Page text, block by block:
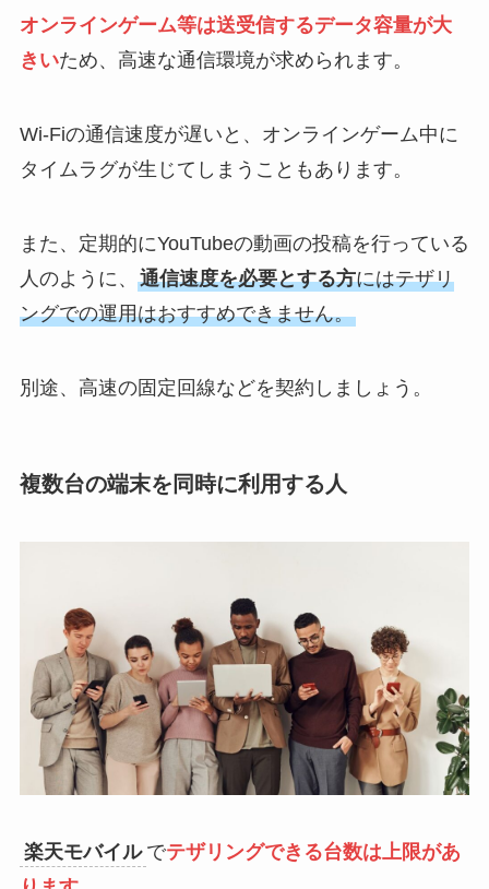
オンラインゲーム等は送受信するデータ容量が大
きいため、高速な通信環境が求められます。
Wi-Fiの通信速度が遅いと、オンラインゲーム中に
タイムラグが生じてしまうこともあります。
また、定期的にYouTubeの動画の投稿を行っている
人のように、 通信速度を必要とする方にはテザリ
ングでの運用はおすすめできません。
別途、高速の固定回線などを契約しましょう。
複数台の端末を同時に利用する人
楽天モバイル でテザリングできる台数は上限があ